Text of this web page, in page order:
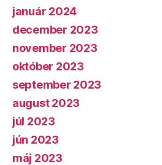
január 2024
december 2023
november 2023
október 2023
september 2023
august 2023
júl 2023
jún 2023
máj 2023